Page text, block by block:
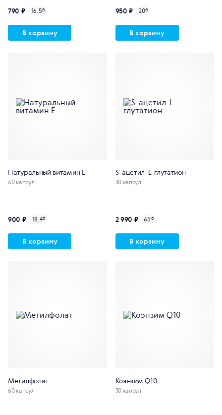
790 ₽ 16.5б
В корзину
950 ₽ 20б
В корзину
Натуральный витамин E
60 капсул
900 ₽ 18.4б
В корзину
S-ацетил-L-глутатион
30 капсул
2 990 ₽ 65б
В корзину
Метилфолат
60 капсул
Коэнзим Q10
30 капсул